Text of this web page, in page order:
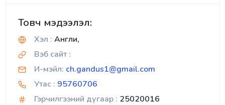
Товч мэдээлэл:
Хэл : Англи,
Вэб сайт :
И-мэйл: ch.gandus1@gmail.com
Утас : 95760706
Гэрчилгээний дугаар : 25020016